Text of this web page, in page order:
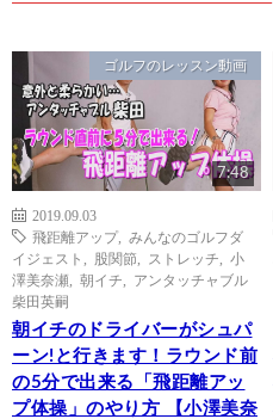
ゴルフのレッスン動画
7:48
2019.09.03
飛距離アップ, みんなのゴルフダ
イジェスト
股関節 ストレッチ
小
澤美奈瀬
朝イチ
アンタッチャブル
柴田英嗣
朝イチのドライバーがシュパ
ーン!と行きます！ラウンド前
の5分で出来る「飛距離アッ
プ体操」のやり方 【小澤美奈